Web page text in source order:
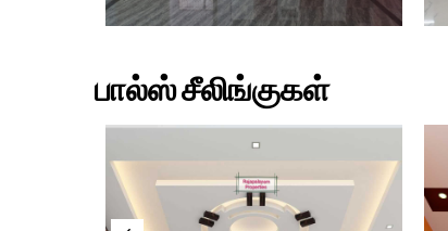
பால்ஸ் சீலிங்குகள்